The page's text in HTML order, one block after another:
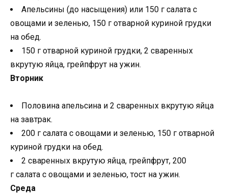
Апельсины (до насыщения) или 150 г салата с
овощами и зеленью, 150 г отварной куриной грудки
на обед.
150 г отварной куриной грудки, 2 сваренных
вкрутую яйца, грейпфрут на ужин.
Вторник
Половина апельсина и 2 сваренных вкрутую яйца
на завтрак.
200 г салата с овощами и зеленью, 150 г отварной
куриной грудки на обед.
2 сваренных вкрутую яйца, грейпфрут, 200
г салата с овощами и зеленью, тост на ужин.
Среда